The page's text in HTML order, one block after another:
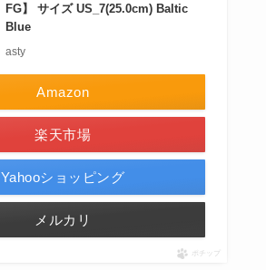
FG】 サイズ US_7(25.0cm) Baltic
Blue
asty
Amazon
楽天市場
Yahooショッピング
メルカリ
ポチップ